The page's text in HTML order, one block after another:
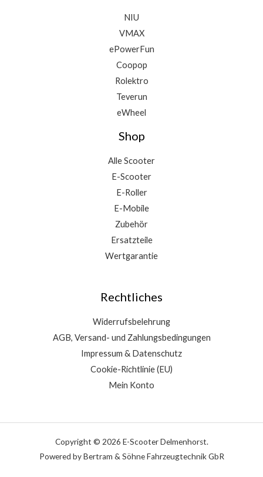
NIU
VMAX
ePowerFun
Coopop
Rolektro
Teverun
eWheel
Shop
Alle Scooter
E-Scooter
E-Roller
E-Mobile
Zubehör
Ersatzteile
Wertgarantie
Rechtliches
Widerrufsbelehrung
AGB, Versand- und Zahlungsbedingungen
Impressum & Datenschutz
Cookie-Richtlinie (EU)
Mein Konto
Copyright © 2026 E-Scooter Delmenhorst.
Powered by Bertram & Söhne Fahrzeugtechnik GbR